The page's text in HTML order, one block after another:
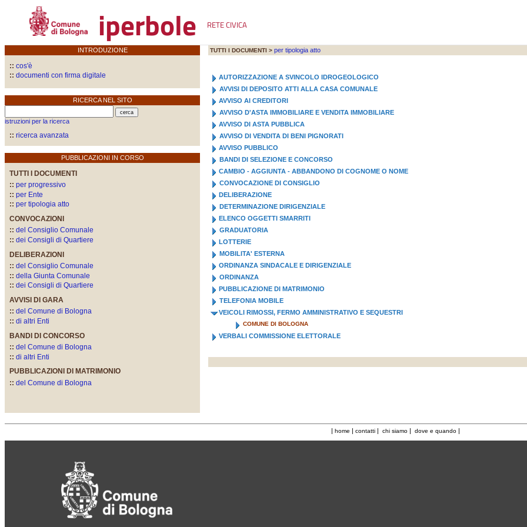
iperbole RETE CIVICA
INTRODUZIONE
:: cos'è
:: documenti con firma digitale
RICERCA NEL SITO
istruzioni per la ricerca
:: ricerca avanzata
PUBBLICAZIONI IN CORSO
TUTTI I DOCUMENTI
:: per progressivo
:: per Ente
:: per tipologia atto
CONVOCAZIONI
:: del Consiglio Comunale
:: dei Consigli di Quartiere
DELIBERAZIONI
:: del Consiglio Comunale
:: della Giunta Comunale
:: dei Consigli di Quartiere
AVVISI DI GARA
:: del Comune di Bologna
:: di altri Enti
BANDI DI CONCORSO
:: del Comune di Bologna
:: di altri Enti
PUBBLICAZIONI DI MATRIMONIO
:: del Comune di Bologna
TUTTI I DOCUMENTI > per tipologia atto
AUTORIZZAZIONE A SVINCOLO IDROGEOLOGICO
AVVISI DI DEPOSITO ATTI ALLA CASA COMUNALE
AVVISO AI CREDITORI
AVVISO D'ASTA IMMOBILIARE E VENDITA IMMOBILIARE
AVVISO DI ASTA PUBBLICA
AVVISO DI VENDITA DI BENI PIGNORATI
AVVISO PUBBLICO
BANDI DI SELEZIONE E CONCORSO
CAMBIO - AGGIUNTA - ABBANDONO DI COGNOME O NOME
CONVOCAZIONE DI CONSIGLIO
DELIBERAZIONE
DETERMINAZIONE DIRIGENZIALE
ELENCO OGGETTI SMARRITI
GRADUATORIA
LOTTERIE
MOBILITA' ESTERNA
ORDINANZA SINDACALE E DIRIGENZIALE
ORDINANZA
PUBBLICAZIONE DI MATRIMONIO
TELEFONIA MOBILE
VEICOLI RIMOSSI, FERMO AMMINISTRATIVO E SEQUESTRI
COMUNE DI BOLOGNA
VERBALI COMMISSIONE ELETTORALE
| home | contatti | chi siamo | dove e quando |